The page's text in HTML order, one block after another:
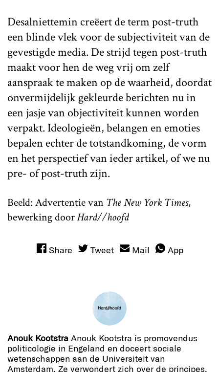
Desalniettemin creëert de term post-truth
een blinde vlek voor de subjectiviteit van de
gevestigde media. De strijd tegen post-truth
maakt voor hen de weg vrij om zelf
aanspraak te maken op de waarheid, doordat
onvermijdelijk gekleurde berichten nu in
een jasje van objectiviteit kunnen worden
verpakt. Ideologieën, belangen en emoties
bepalen echter de totstandkoming, de vorm
en het perspectief van ieder artikel, of we nu
pre- of post-truth zijn.
Beeld: Advertentie van The New York Times,
bewerking doorHard//hoofd
Share Tweet Mail App
Anouk Kootstra Anouk Kootstra is promovendus
politicologie in Engeland en doceert sociale
wetenschappen aan de Universiteit van
Amsterdam. Ze verwondert zich over de principes,